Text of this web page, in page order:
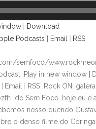
Download
Podcasts Email RSS
semfoco/
Play in new window |
Email | RSS Rock ON,
do Sem Foco. hoje eu e
nosso querido
o denso filme do